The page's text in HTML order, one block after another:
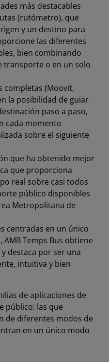
más destacables
(rutómetro), que
y un destino para
las diferentes
bien combinando
transporte o en un solo
completas (Moovit,
la posibilidad de guiar
paso a paso,
cada momento
sobre el siguiente
que ha obtenido mejor
que proporciona
real sobre casi todos
público disponibles
Metropolitana de
centradas en un único
Temps Bus obtiene
destaca por ser una
intuitiva y bien
de aplicaciones de
público: las que
de diferentes modos de
en un único modo